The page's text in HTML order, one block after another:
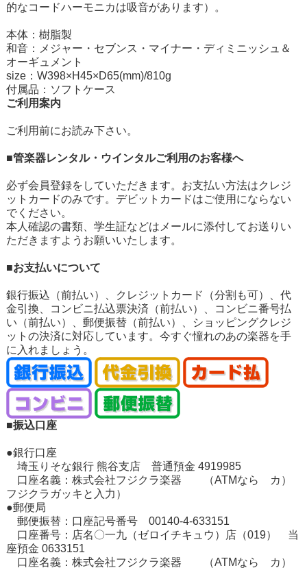
的なコードハーモニカは吸音があります）。
本体：樹脂製
和音：メジャー・セブンス・マイナー・ディミニッシュ＆
オーギュメント
size：W398×H45×D65(mm)/810g
付属品：ソフトケース
ご利用案内
ご利用前にお読み下さい。
■管楽器レンタル・ウインタルご利用のお客様へ
必ず会員登録をしていただきます。お支払い方法はクレジ
ットカードのみです。デビットカードはご使用にならない
でください。
本人確認の書類、学生証などはメールに添付してお送りい
ただきますようお願いいたします。
■お支払いについて
銀行振込（前払い）、クレジットカード（分割も可）、代
金引換、コンビニ払込票決済（前払い）、コンビニ番号払
い（前払い）、郵便振替（前払い）、ショッピングクレジ
ットの決済に対応しています。今すぐ憧れのあの楽器を手
に入れましょう。
■振込口座
●銀行口座
埼玉りそな銀行 熊谷支店 普通預金 4919985
口座名義：株式会社フジクラ楽器 （ATMなら カ）
フジクラガッキと入力）
●郵便局
郵便振替：口座記号番号 00140-4-633151
口座番号：店名〇一九（ゼロイチキュウ）店（019） 当
座預金 0633151
口座名義：株式会社フジクラ楽器 （ATMなら カ）